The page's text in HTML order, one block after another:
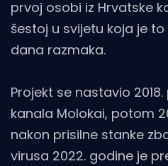
prvoj osobi iz Hrvatske
šestoj u svijetu koja je
dana razmaka.
Projekt se nastavio
kanala Molokai, potom
nakon prisilne stanke
virusa 2022. godine je